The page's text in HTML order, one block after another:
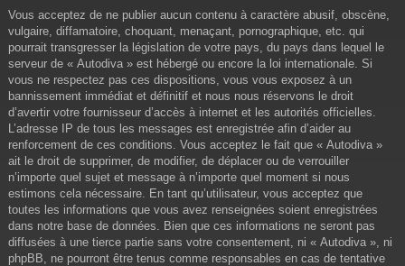
Vous acceptez de ne publier aucun contenu à caractère abusif, obscène,
vulgaire, diffamatoire, choquant, menaçant, pornographique, etc. qui
pourrait transgresser la législation de votre pays, du pays dans lequel le
serveur de « Autodiva » est hébergé ou encore la loi internationale. Si
vous ne respectez pas ces dispositions, vous vous exposez à un
bannissement immédiat et définitif et nous nous réservons le droit
d’avertir votre fournisseur d’accès à internet et les autorités officielles.
L’adresse IP de tous les messages est enregistrée afin d’aider au
renforcement de ces conditions. Vous acceptez le fait que « Autodiva »
ait le droit de supprimer, de modifier, de déplacer ou de verrouiller
n’importe quel sujet et message à n’importe quel moment si nous
estimons cela nécessaire. En tant qu’utilisateur, vous acceptez que
toutes les informations que vous avez renseignées soient enregistrées
dans notre base de données. Bien que ces informations ne seront pas
diffusées à une tierce partie sans votre consentement, ni « Autodiva », ni
phpBB, ne pourront être tenus comme responsables en cas de tentative